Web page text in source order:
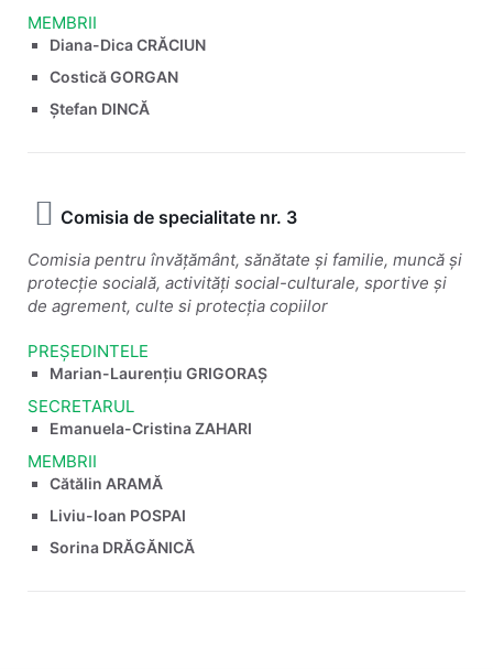
MEMBRII
Diana-Dica CRĂCIUN
Costică GORGAN
Ștefan DINCĂ
Comisia de specialitate nr. 3
Comisia pentru învățământ, sănătate și familie, muncă și
protecție socială, activități social-culturale, sportive și
de agrement, culte si protecția copiilor
PREȘEDINTELE
Marian-Laurențiu GRIGORAȘ
SECRETARUL
Emanuela-Cristina ZAHARI
MEMBRII
Cătălin ARAMĂ
Liviu-Ioan POSPAI
Sorina DRĂGĂNICĂ